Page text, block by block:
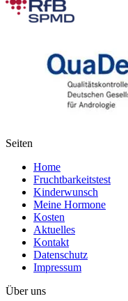
Seiten
Home
Fruchtbarkeitstest
Kinderwunsch
Meine Hormone
Kosten
Aktuelles
Kontakt
Datenschutz
Impressum
Über uns